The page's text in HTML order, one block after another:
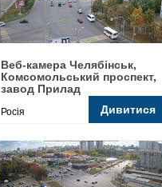
Веб-камера Челябінськ,
Комсомольський проспект,
завод Прилад
Росія Дивитися